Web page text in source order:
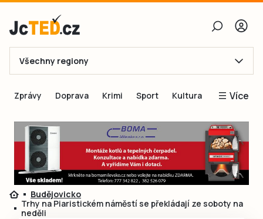
E-mail
Obnovit heslo
Přihlásit se
Přihlásit se přes Facebook
Všechny regiony
Zprávy Doprava Krimi Sport Kultura Více
Blogy
Inspirace
Čtenáři píší
Speciální přílohy
Budějovicko
Trhy na Piaristickém náměstí se překládají ze soboty na
neděli